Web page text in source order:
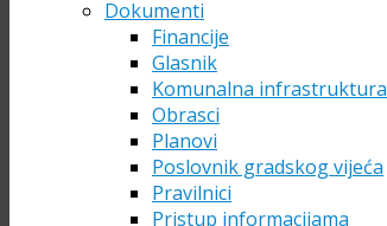
Dokumenti
Financije
Glasnik
Komunalna infrastruktura
Obrasci
Planovi
Poslovnik gradskog vijeća
Pravilnici
Pristup informacijama